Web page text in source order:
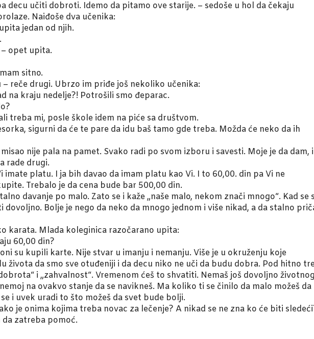
decu učiti dobroti. Idemo da pitamo ove starije. – sedoše u hol da čekaju
Naiđoše dva učenika:
jedan od njih.
opet upita.
sitno.
– reče drugi. Ubrzo im priđe još nekoliko učenika:
na kraju nedelje?! Potrošili smo đeparac.
treba mi, posle škole idem na piće sa društvom.
sigurni da će te pare da idu baš tamo gde treba. Možda će neko da ih
nije pala na pamet. Svako radi po svom izboru i savesti. Moje je da dam, i
rade drugi.
imate platu. I ja bih davao da imam platu kao Vi. I to 60,00. din pa Vi ne
Trebalo je da cena bude bar 500,00 din.
davanje po malo. Zato se i kaže „naše malo, nekom znači mnogo“. Kad se
dovoljno. Bolje je nego da neko da mnogo jednom i više nikad, a da stalno
karata. Mlada koleginica razočarano upita:
60,00 din?
su kupili karte. Nije stvar u imanju i nemanju. Više je u okruženju koje
života da smo sve otuđeniji i da decu niko ne uči da budu dobra. Pod hitno
i „zahvalnost“. Vremenom ćeš to shvatiti. Nemaš još dovoljno
na ovakvo stanje da se navikneš. Ma koliko ti se činilo da malo možeš da
i uvek uradi to što možeš da svet bude bolji.
je onima kojima treba novac za lečenje? A nikad se ne zna ko će biti
da zatreba pomoć.